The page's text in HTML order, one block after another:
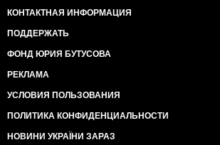
КОНТАКТНАЯ ИНФОРМАЦИЯ
ПОДДЕРЖАТЬ
ФОНД ЮРИЯ БУТУСОВА
РЕКЛАМА
УСЛОВИЯ ПОЛЬЗОВАНИЯ
ПОЛИТИКА КОНФИДЕНЦИАЛЬНОСТИ
НОВИНИ УКРАЇНИ ЗАРАЗ